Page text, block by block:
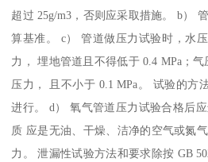
超过 25g/m3，否则应采取措施。 b）
算基准。 c） 管道做压力试验时，水
力， 埋地管道且不得低于 0.4 MPa；
压力， 且不小于 0.1 MPa。 试验的方
进行。 d） 氧气管道压力试验合格后
质 应是无油、干燥、洁净的空气或氮
力。 泄漏性试验方法和要求除按 GB